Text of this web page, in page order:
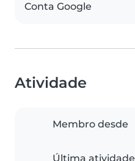
Conta Google
Atividade
Membro desde
Última atividade